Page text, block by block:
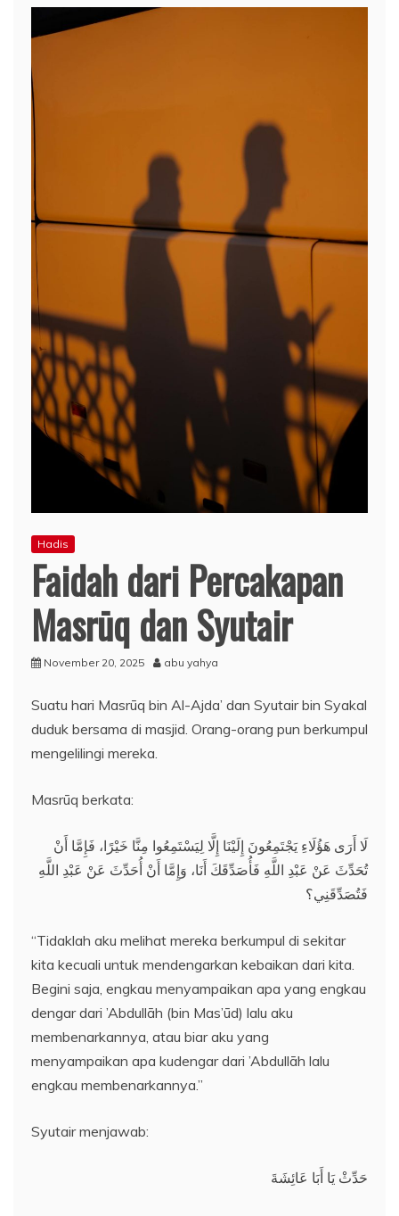
Hadis
Faidah dari Percakapan
Masrūq dan Syutair
November 20, 2025 abu yahya
Suatu hari Masrūq bin Al-Ajda’ dan Syutair bin Syakal
duduk bersama di masjid. Orang-orang pun berkumpul
mengelilingi mereka.
Masrūq berkata:
لَا أَرَى هَؤُلَاءِ يَجْتَمِعُونَ إِلَيْنَا إِلَّا لِيَسْتَمِعُوا مِنَّا خَيْرًا، فَإِمَّا أَنْ
تُحَدِّثَ عَنْ عَبْدِ اللَّهِ فَأُصَدِّقَكَ أَنَا، وَإِمَّا أَنْ أُحَدِّثَ عَنْ عَبْدِ اللَّهِ
فَتُصَدِّقَنِي؟
“Tidaklah aku melihat mereka berkumpul di sekitar
kita kecuali untuk mendengarkan kebaikan dari kita.
Begini saja, engkau menyampaikan apa yang engkau
dengar dari ’Abdullāh (bin Mas’ūd) lalu aku
membenarkannya, atau biar aku yang
menyampaikan apa kudengar dari ’Abdullāh lalu
engkau membenarkannya.”
Syutair menjawab:
حَدِّثْ يَا أَبَا عَائِشَةَ